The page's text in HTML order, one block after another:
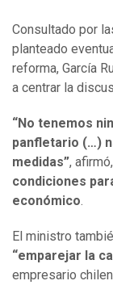
Consultado por
planteado
reforma, García
a centrar la
“No tenemos
panfletario (…)
medidas”,
condiciones
económico
El ministro
“emparejar la
empresario